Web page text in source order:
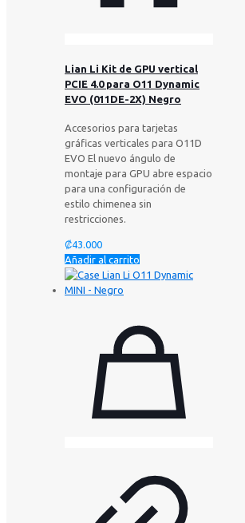
Lian Li Kit de GPU vertical
PCIE 4.0 para O11 Dynamic
EVO (011DE-2X) Negro
Accesorios para tarjetas
gráficas verticales para O11D
EVO El nuevo ángulo de
montaje para GPU abre espacio
para una configuración de
estilo chimenea sin
restricciones.
₡43.000
Añadir al carrito